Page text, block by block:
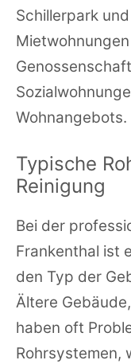
Schillerpark
Wohnangebots.
Typische
Reinigung
Bei der
Frankenthal ist
den Typ der
Ältere
haben oft
Rohrsystemen,